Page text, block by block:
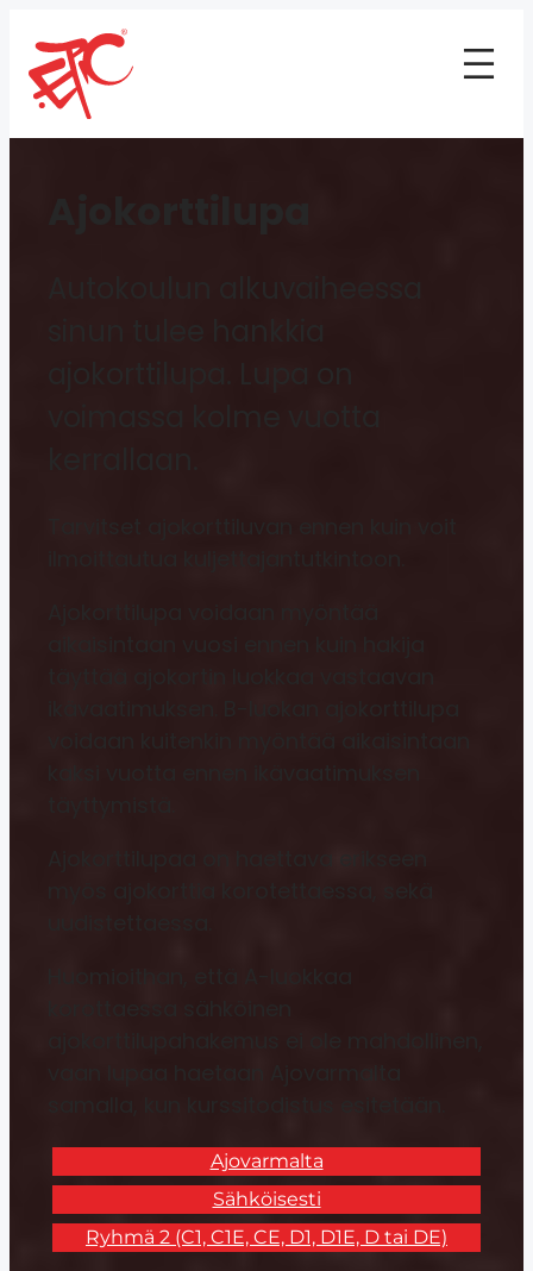
Ajovarmalta
Sähköisesti
Ryhmä 2 (C1, C1E, CE, D1, D1E, D tai DE)